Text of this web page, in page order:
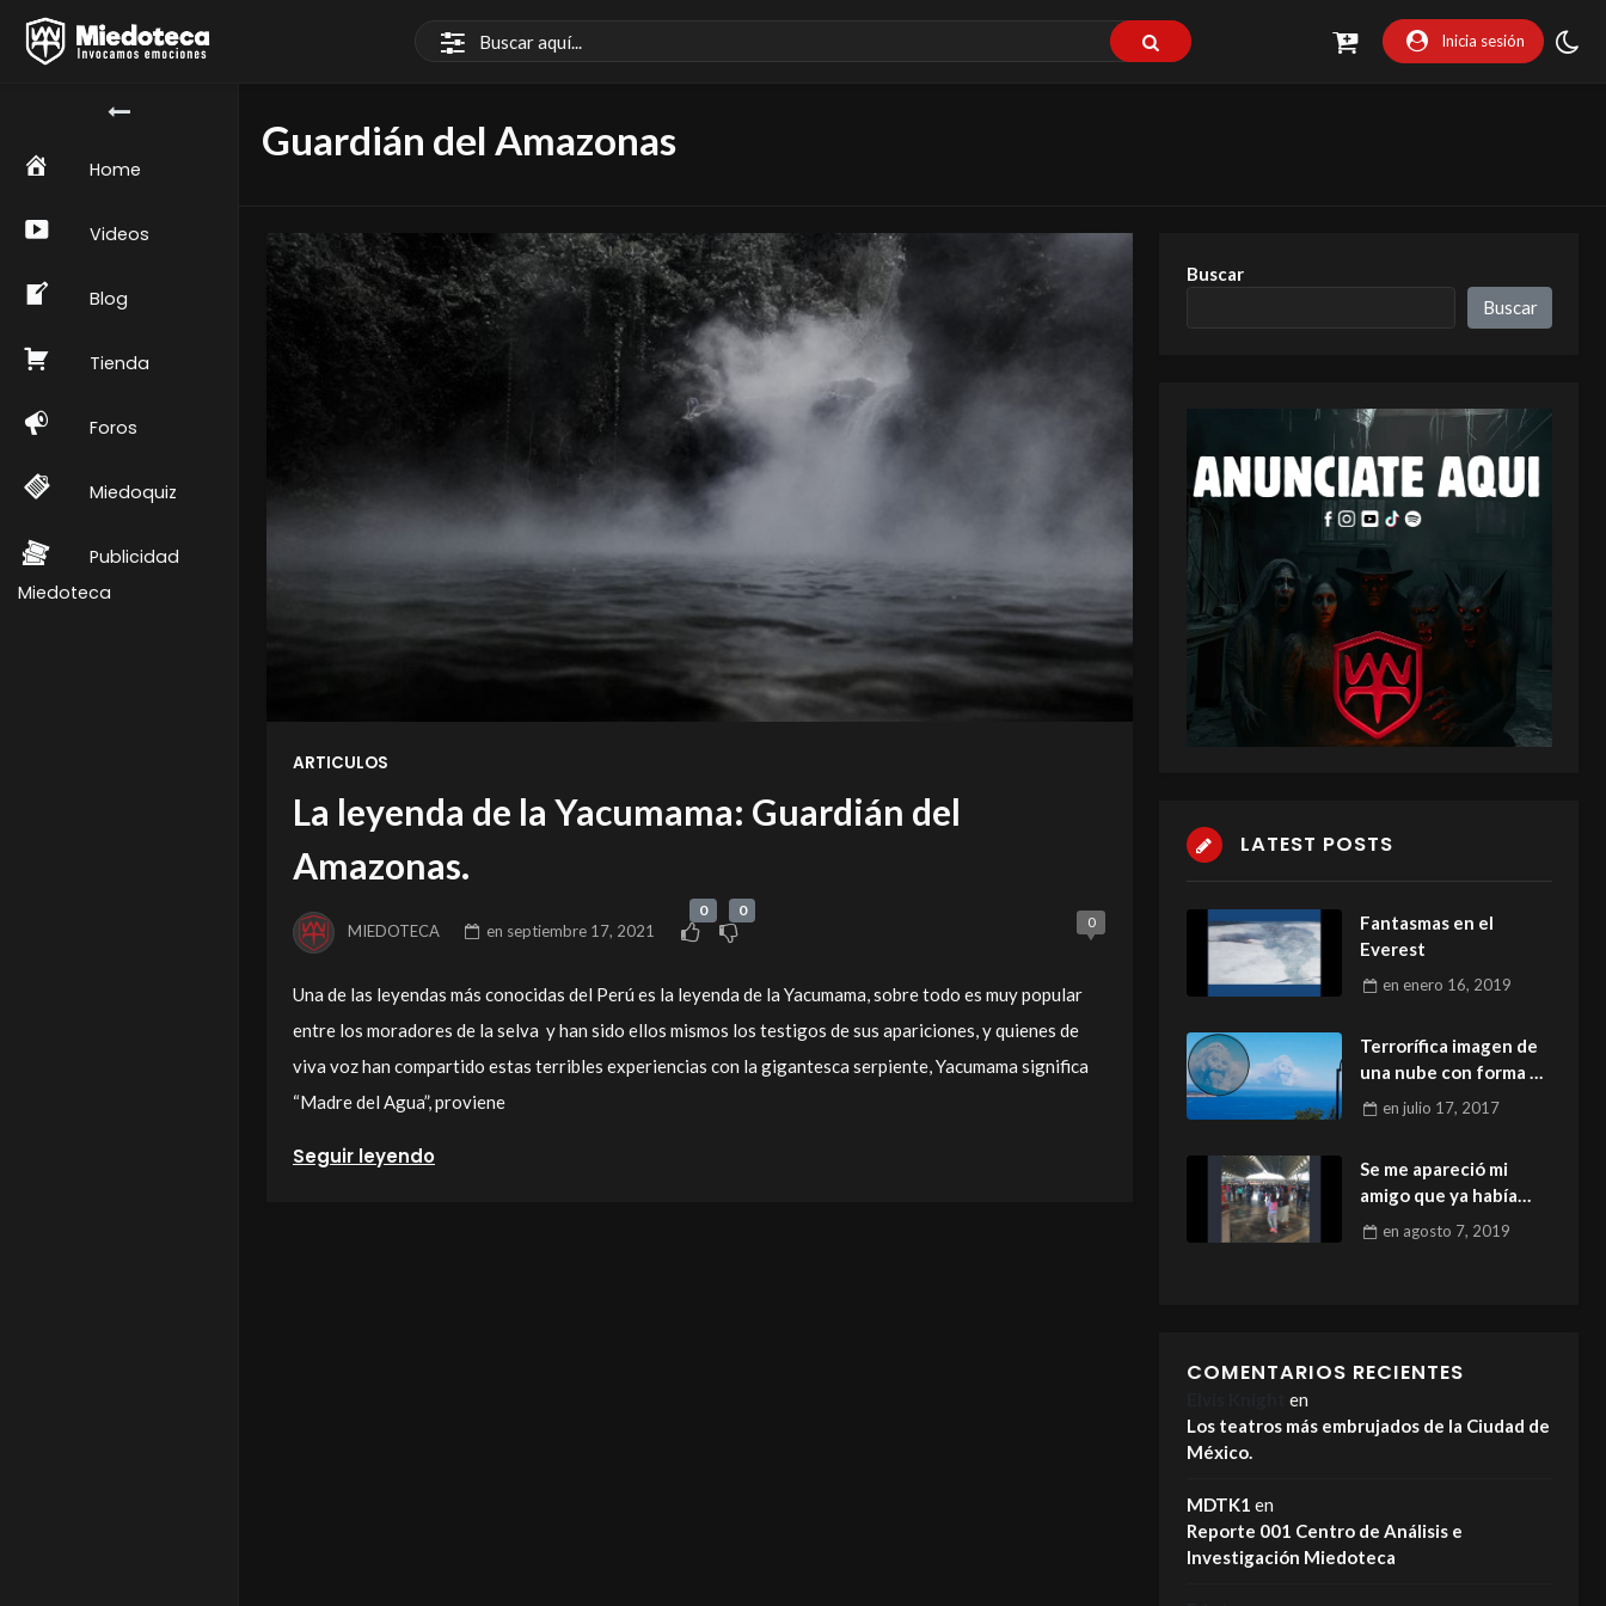
Inicia sesión
Home
Videos
Blog
Tienda
Foros
Miedoquiz
Publicidad
Miedoteca
Guardián del Amazonas
ARTICULOS
La leyenda de la Yacumama: Guardián del
Amazonas.
MIEDOTECA en septiembre 17, 2021
0 0
0
Una de las leyendas más conocidas del Perú es la leyenda de la Yacumama, sobre todo es muy popular
entre los moradores de la selva y han sido ellos mismos los testigos de sus apariciones, y quienes de
viva voz han compartido estas terribles experiencias con la gigantesca serpiente, Yacumama significa
“Madre del Agua”, proviene
Seguir leyendo
Buscar
Buscar
LATEST POSTS
Fantasmas en el
Everest
en enero 16, 2019
Terrorífica imagen de
una nube con forma de
cráneo
enjulio 17, 2017
Se me apareció mi
amigo que ya había
fallecido
en agosto 7, 2019
COMENTARIOS RECIENTES
en
Los teatros más embrujados de la Ciudad de
México.
MDTK1 en
Reporte 001 Centro de Análisis e
Investigación Miedoteca